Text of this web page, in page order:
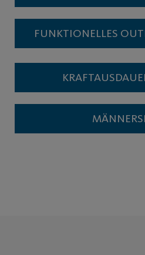
FUNKTIONELLES